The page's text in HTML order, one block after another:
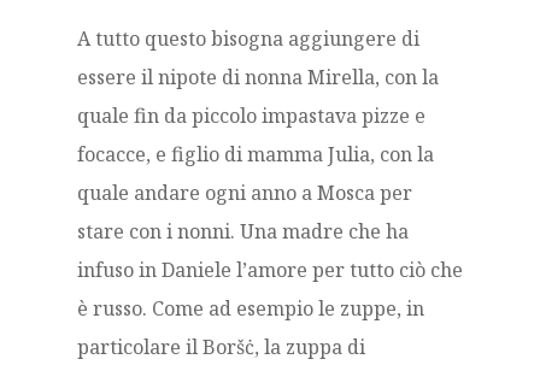
A tutto questo bisogna aggiungere di
essere il nipote di nonna Mirella, con la
quale fin da piccolo impastava pizze e
focacce, e figlio di mamma Julia, con la
quale andare ogni anno a Mosca per
stare con i nonni. Una madre che ha
infuso in Daniele l’amore per tutto ciò che
è russo. Come ad esempio le zuppe, in
particolare il Boršċ, la zuppa di